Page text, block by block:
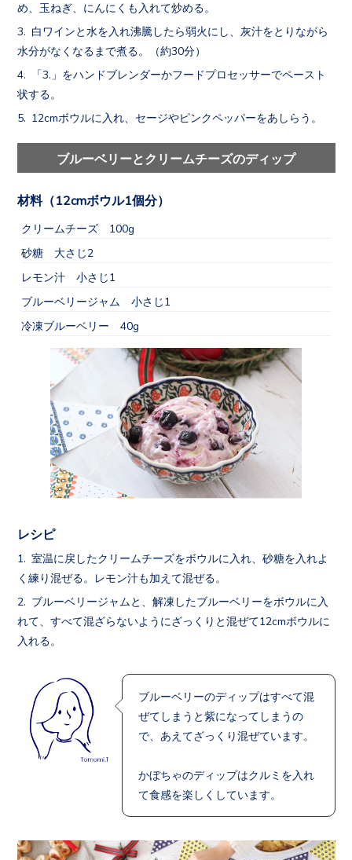
め、玉ねぎ、にんにくも入れて炒める。
白ワインと水を入れ沸騰したら弱火にし、灰汁をとりながら
水分がなくなるまで煮る。（約30分）
「3.」をハンドブレンダーかフードプロセッサーでペースト
状する。
12cmボウルに入れ、セージやピンクペッパーをあしらう。
ブルーベリーとクリームチーズのディップ
材料（12cmボウル1個分）
クリームチーズ 100g
砂糖 大さじ2
レモン汁 小さじ1
ブルーベリージャム 小さじ1
冷凍ブルーベリー 40g
レシピ
室温に戻したクリームチーズをボウルに入れ、砂糖を入れよ
く練り混ぜる。レモン汁も加えて混ぜる。
ブルーベリージャムと、解凍したブルーベリーをボウルに入
れて、すべて混ざらないようにざっくりと混ぜて12cmボウルに
入れる。
ブルーベリーのディップはすべて混
ぜてしまうと紫になってしまうの
で、あえてざっくり混ぜています。
かぼちゃのディップはクルミを入れ
て食感を楽しくしています。